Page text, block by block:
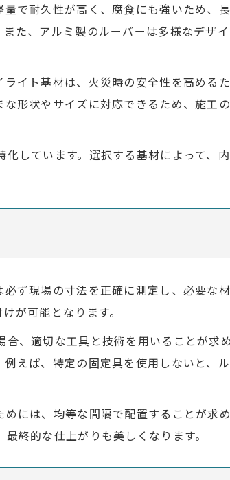
で耐久性が高く、腐食にも強いため、
た、アルミ製のルーバーは多様なデザ
イト基材は、火災時の安全性を高める
形状やサイズに対応できるため、施工
しています。選択する基材によって、
ず現場の寸法を正確に測定し、必要な
が可能となります。
、適切な工具と技術を用いることが求
えば、特定の固定具を使用しないと、
には、均等な間隔で配置することが求
終的な仕上がりも美しくなります。